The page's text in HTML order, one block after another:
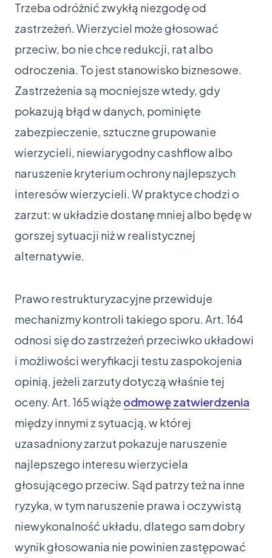
Trzeba odróżnić zwykłą niezgodę od
zastrzeżeń. Wierzyciel może głosować
przeciw, bo nie chce redukcji, rat albo
odroczenia. To jest stanowisko biznesowe.
Zastrzeżenia są mocniejsze wtedy, gdy
pokazują błąd w danych, pominięte
zabezpieczenie, sztuczne grupowanie
wierzycieli, niewiarygodny cashflow albo
naruszenie kryterium ochrony najlepszych
interesów wierzycieli. W praktyce chodzi o
zarzut: w układzie dostanę mniej albo będę w
gorszej sytuacji niż w realistycznej
alternatywie.
Prawo restrukturyzacyjne przewiduje
mechanizmy kontroli takiego sporu. Art. 164
odnosi się do zastrzeżeń przeciwko układowi
i możliwości weryfikacji testu zaspokojenia
opinią, jeżeli zarzuty dotyczą właśnie tej
oceny. Art. 165 wiąże odmowę zatwierdzenia
między innymi z sytuacją, w której
uzasadniony zarzut pokazuje naruszenie
najlepszego interesu wierzyciela
głosującego przeciw. Sąd patrzy też na inne
ryzyka, w tym naruszenie prawa i oczywistą
niewykonalność układu, dlatego sam dobry
wynik głosowania nie powinien zastępować